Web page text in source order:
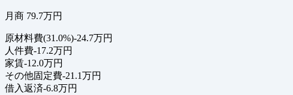
月商 79.7万円
原材料費(31.0%)-24.7万円
人件費-17.2万円
家賃-12.0万円
その他固定費-21.1万円
借入返済-6.8万円